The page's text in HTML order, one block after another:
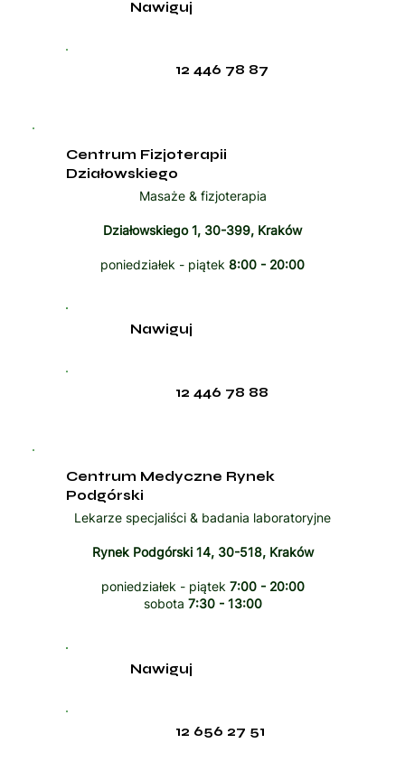
12 446 78 87
Nawiguj
Centrum Fizjoterapii
Działowskiego
Masaże & fizjoterapia
Działowskiego 1, 30-399, Kraków
poniedziałek - piątek 8:00 - 20:00
12 446 78 88
Nawiguj
Centrum Medyczne Rynek
Podgórski
Lekarze specjaliści & badania laboratoryjne
Rynek Podgórski 14, 30-518, Kraków
poniedziałek - piątek 7:00 - 20:00
sobota 7:30 - 13:00
12 656 27 51
Nawiguj